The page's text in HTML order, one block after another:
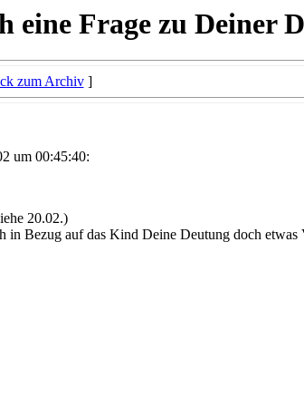
eine Frage zu Deiner
zum Archiv]
um 00:45:40:
20.02.)
Bezug auf das Kind Deine Deutung doch etwas